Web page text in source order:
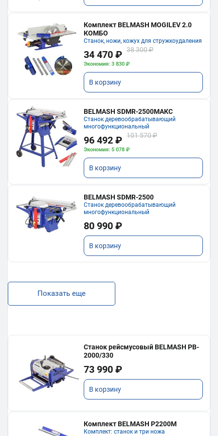
Комплект BELMASH MOGILEV 2.0
КОМБО
Станок, ножи, кожух для стружкоудаления
34 470 ₽ 38 300 ₽
Экономия: 3 830 ₽
В корзину
BELMASH SDMR-2500МАКС
Станок деревообрабатывающий
многофункциональный
96 492 ₽ 101 570 ₽
Экономия: 5 078 ₽
В корзину
BELMASH SDMR-2500
Станок деревообрабатывающий
многофункциональный
80 990 ₽
В корзину
Показать еще
Станок рейсмусовый BELMASH PB-
2000/330
73 990 ₽
В корзину
Комплект BELMASH P2200M
Комплект: станок и три ножа